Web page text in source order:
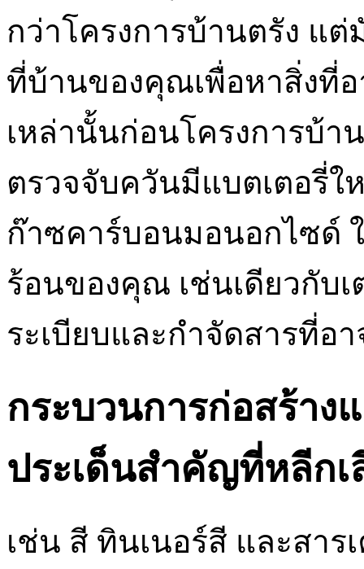
กว่าโครงการบ้านตรัง แ
ที่บ้านของคุณเพื่อหาสิ่งที่
เหล่านั้นก่อนโครงการบ้า
ตรวจจับควันมีแบตเตอรี่ใ
ก๊าซคาร์บอนมอนอกไซด์
ร้อนของคุณ เช่นเดียวกับเ
ระเบียบและกำจัดสารที่อ
กระบวนการก่อสร้าง
ประเด็นสำคัญที่หลีกเ
เช่น สี ทินเนอร์สี และสา